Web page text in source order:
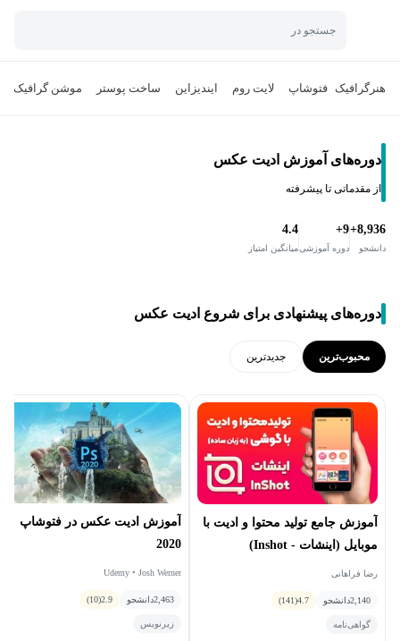
جستجو در
هنرگرافیک فتوشاپ لایت روم ایندیزاین ساخت پوستر موشن گرافیک
دوره‌های آموزش ادیت عکس
از مقدماتی تا پیشرفته
8,936+
دانشجو
9+
دوره آموزشی
4.4
میانگین امتیاز
دوره‌های پیشنهادی برای شروع ادیت عکس
محبوب‌ترین جدید‌ترین
آموزش جامع تولید محتوا و ادیت با
موبایل (اینشات - Inshot)
رضا فراهانی
2,140دانشجو 4.7
(141)
گواهی‌نامه
آموزش ادیت عکس در فتوشاپ
2020
Udemy • Josh Werner
2,463دانشجو 2.9
(10)
زیرنویس